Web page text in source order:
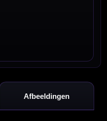
Afbeeldingen